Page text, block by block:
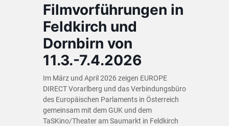
Filmvorführungen in
Feldkirch und
Dornbirn von
11.3.-7.4.2026
Im März und April 2026 zeigen EUROPE
DIRECT Vorarlberg und das Verbindungsbüro
des Europäischen Parlaments in Österreich
gemeinsam mit dem GUK und dem
TaSKino/Theater am Saumarkt in Feldkirch